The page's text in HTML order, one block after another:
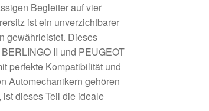
Begleiter auf vier
ist ein unverzichtbarer
gewährleistet. Dieses
II und PEUGEOT
perfekte Kompatibilität und
Automechanikern gehören
dieses Teil die ideale